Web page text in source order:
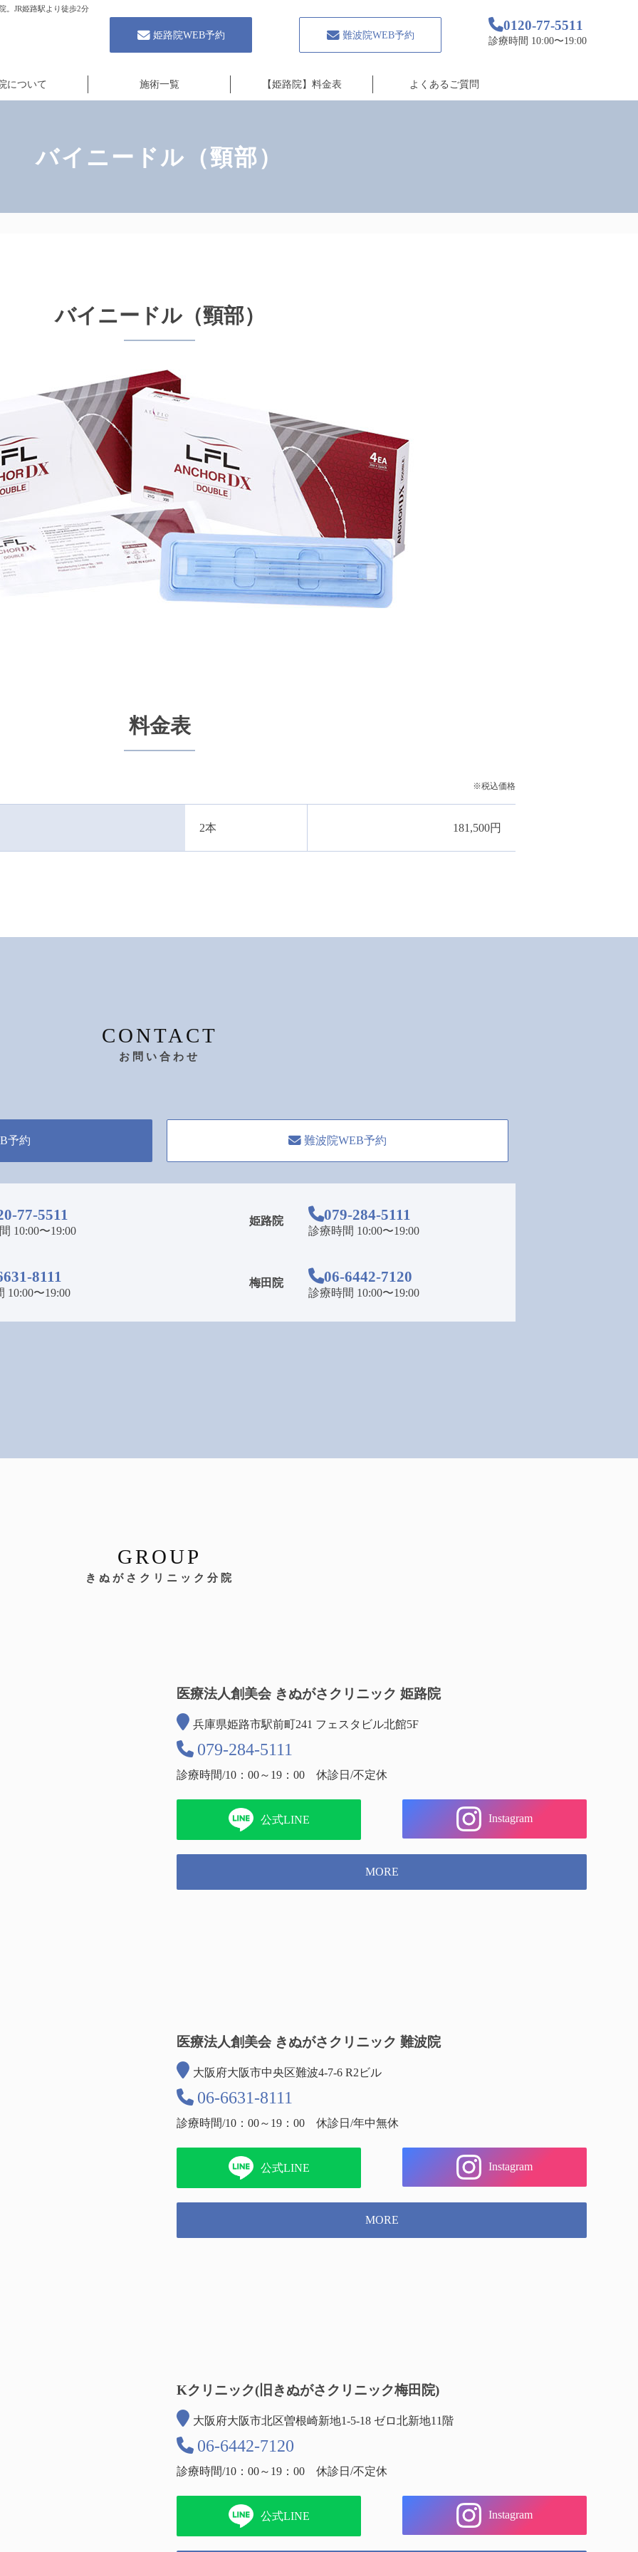
。JR姫路駅より徒歩2分
姫路院WEB予約 難波院WEB予約
0120-77-5511
診療時間 10:00〜19:00
について 施術一覧 【姫路院】料金表 よくあるご質問
バイニードル（頸部）
バイニードル（頸部）
料金表
※税込価格
2本 181,500円
CONTACT
お問い合わせ
予約 難波院WEB予約
77-5511
10:00〜19:00
姫路院 079-284-5111
診療時間 10:00〜19:00
8111
10:00〜19:00
梅田院 06-6442-7120
診療時間 10:00〜19:00
GROUP
きぬがさクリニック分院
医療法人創美会 きぬがさクリニック 姫路院
兵庫県姫路市駅前町241 フェスタビル北館5F
079-284-5111
診療時間/10：00～19：00 休診日/不定休
公式LINE Instagram
MORE
医療法人創美会 きぬがさクリニック 難波院
大阪府大阪市中央区難波4-7-6 R2ビル
06-6631-8111
診療時間/10：00～19：00 休診日/年中無休
公式LINE Instagram
MORE
Kクリニック(旧きぬがさクリニック梅田院)
大阪府大阪市北区曽根崎新地1-5-18 ゼロ北新地11階
06-6442-7120
診療時間/10：00～19：00 休診日/不定休
公式LINE Instagram